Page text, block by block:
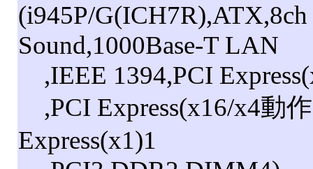
(i945P/G(ICH7R),ATX,8ch
Sound,1000Base-T LAN
,IEEE 1394,PCI
,PCI Express(x16/x4動
Express(x1)1